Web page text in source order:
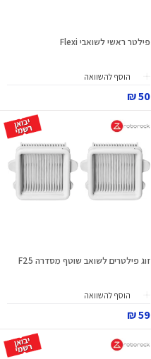
פילטר ראשי לשואבי Flexi
הוסף להשוואה
50 ₪
זוג פילטרים לשואב שוטף מסדרה F25
הוסף להשוואה
59 ₪